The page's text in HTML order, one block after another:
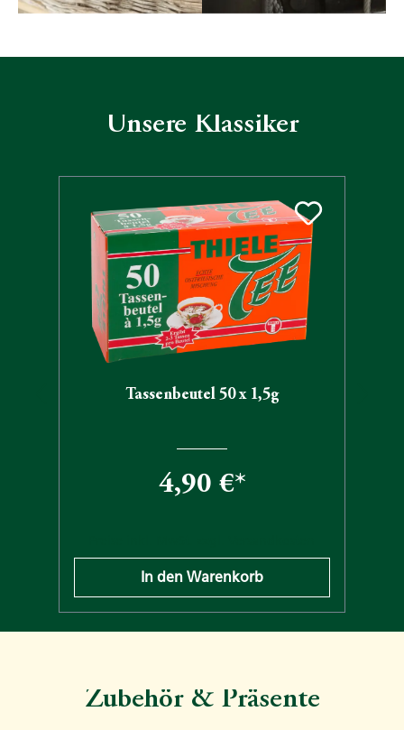
Unsere Klassiker
Tassenbeutel 50 x 1,5g
4,90 €*
In den Warenkorb
Zubehör & Präsente